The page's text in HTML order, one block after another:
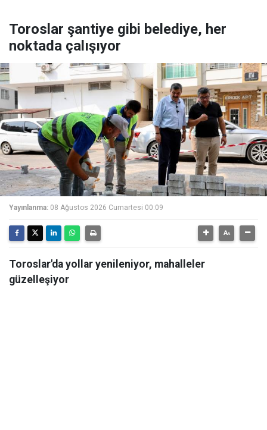
Toroslar şantiye gibi belediye, her
noktada çalışıyor
Yayınlanma: 08 Ağustos 2026 Cumartesi 00:09
Toroslar'da yollar yenileniyor, mahalleler
güzelleşiyor